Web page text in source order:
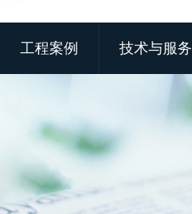
工程案例 技术与服务